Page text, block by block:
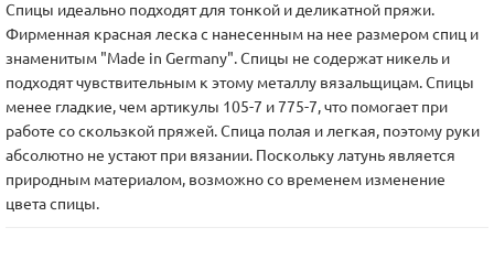
Спицы идеально подходят для тонкой и деликатной пряжи.
Фирменная красная леска с нанесенным на нее размером спиц и
знаменитым "Made in Germany". Спицы не содержат никель и
подходят чувствительным к этому металлу вязальщицам. Спицы
менее гладкие, чем артикулы 105-7 и 775-7, что помогает при
работе со скользкой пряжей. Спица полая и легкая, поэтому руки
абсолютно не устают при вязании. Поскольку латунь является
природным материалом, возможно со временем изменение
цвета спицы.